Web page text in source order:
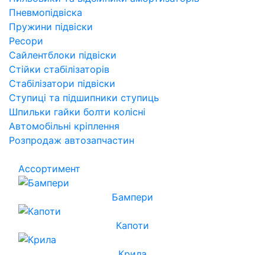
Пневмопідвіска
Пружини підвіски
Ресори
Сайлентблоки підвіски
Стійки стабілізаторів
Стабілізатори підвіски
Ступиці та підшипники ступиць
Шпильки гайки болти колісні
Автомобільні кріплення
Розпродаж автозапчастин
Ассортимент
Бампери
Капоти